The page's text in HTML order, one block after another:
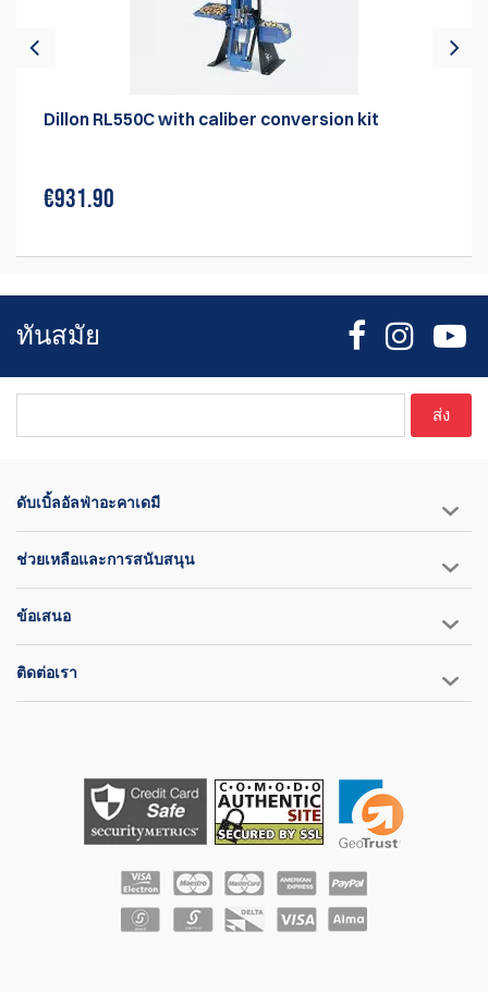
Dillon RL550C with caliber conversion kit
€931.90
ทันสมัย
ส่ง
ดับเบิ้ลอัลฟ่าอะคาเดมี
ช่วยเหลือและการสนับสนุน
ข้อเสนอ
ติดต่อเรา